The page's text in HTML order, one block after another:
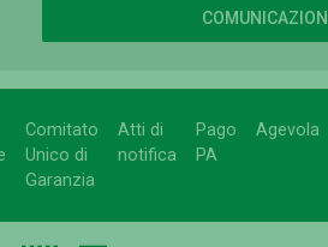
Comitato
Unico di
Garanzia
Atti di
notifica
Pago
PA
Agevola